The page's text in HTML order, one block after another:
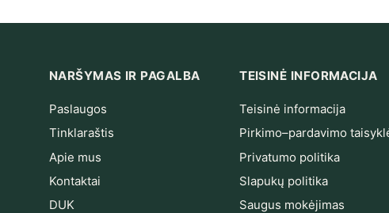
NARŠYMAS IR PAGALBA
Paslaugos
Tinklaraštis
Apie mus
Kontaktai
DUK
TEISINĖ INFORMACIJA
Teisinė informacija
Pirkimo–pardavimo
Privatumo politika
Slapukų politika
Saugus mokėjimas